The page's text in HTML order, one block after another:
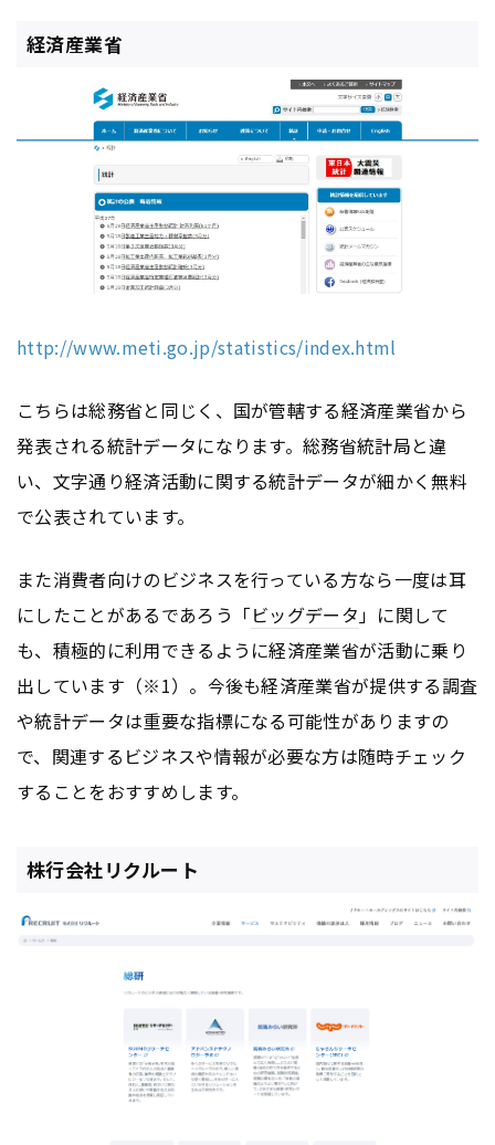
経済産業省
http://www.meti.go.jp/statistics/index.html
こちらは総務省と同じく、国が管轄する経済産業省から
発表される統計データになります。総務省統計局と違
い、文字通り経済活動に関する統計データが細かく無料
で公表されています。
また消費者向けのビジネスを行っている方なら一度は耳
にしたことがあるであろう「ビッグデータ」に関して
も、積極的に利用できるように経済産業省が活動に乗り
出しています（※1）。今後も経済産業省が提供する調査
や統計データは重要な指標になる可能性がありますの
で、関連するビジネスや情報が必要な方は随時チェック
することをおすすめします。
株行会社リクルート